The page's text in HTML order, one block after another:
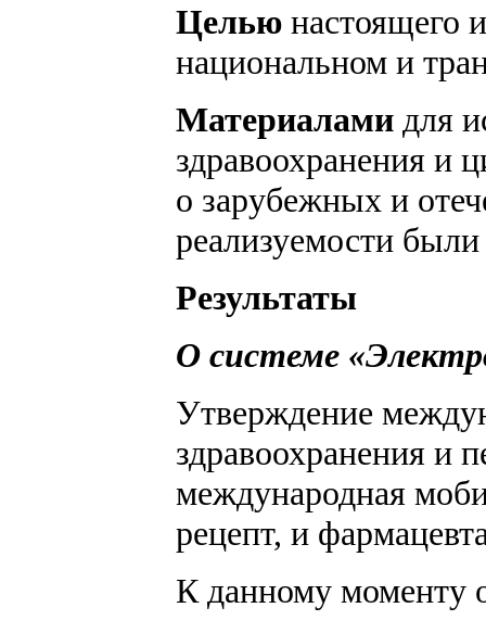
Целью настоящего
национальном и
Материалами для
здравоохранения и
о зарубежных и
реализуемости
Результаты
О системе
Утверждение
здравоохранения и
международная
рецепт, и
К данному моменту